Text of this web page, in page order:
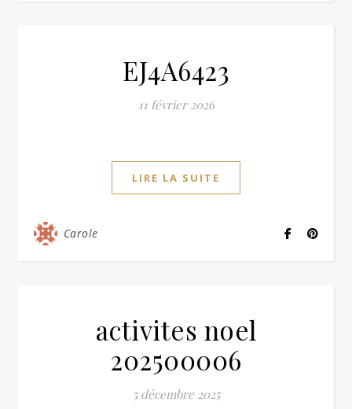
EJ4A6423
11 février 2026
LIRE LA SUITE
Carole
activites noel
202500006
5 décembre 2025